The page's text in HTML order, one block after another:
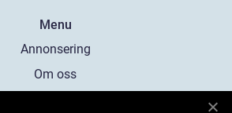
Menu
Annonsering
Om oss